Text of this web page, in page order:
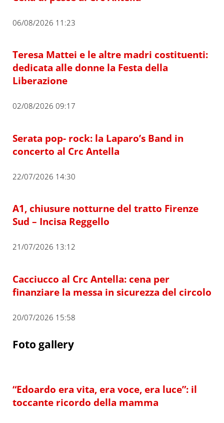
06/08/2026 11:23
Teresa Mattei e le altre madri costituenti:
dedicata alle donne la Festa della
Liberazione
02/08/2026 09:17
Serata pop- rock: la Laparo’s Band in
concerto al Crc Antella
22/07/2026 14:30
A1, chiusure notturne del tratto Firenze
Sud – Incisa Reggello
21/07/2026 13:12
Cacciucco al Crc Antella: cena per
finanziare la messa in sicurezza del circolo
20/07/2026 15:58
Foto gallery
“Edoardo era vita, era voce, era luce”: il
toccante ricordo della mamma